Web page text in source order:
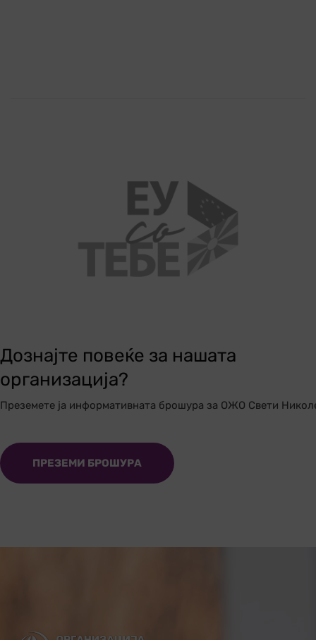
Дознајте повеќе за нашата
организација?
Преземете ја информативната брошура за ОЖО Свети
ПРЕЗЕМИ БРОШУРА